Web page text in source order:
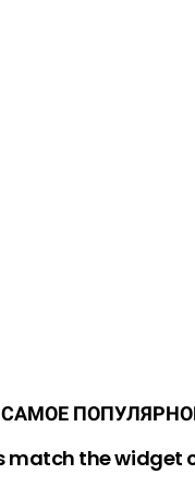
САМОЕ
match the widget